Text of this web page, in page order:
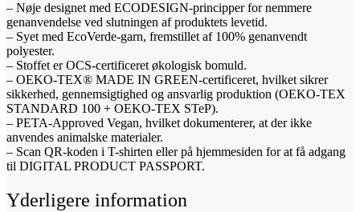
– Nøje designet med ECODESIGN-principper for nemmere
genanvendelse ved slutningen af produktets levetid.
– Syet med EcoVerde-garn, fremstillet af 100% genanvendt
polyester.
– Stoffet er OCS-certificeret økologisk bomuld.
– OEKO-TEX® MADE IN GREEN-certificeret, hvilket sikrer
sikkerhed, gennemsigtighed og ansvarlig produktion (OEKO-TEX
STANDARD 100 + OEKO-TEX STeP).
– PETA-Approved Vegan, hvilket dokumenterer, at der ikke
anvendes animalske materialer.
– Scan QR-koden i T-shirten eller på hjemmesiden for at få adgang
til DIGITAL PRODUCT PASSPORT.
Yderligere information